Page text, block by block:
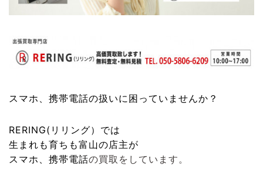
スマホ、携帯電話の扱いに困っていませんか？
RERING(リリング） では
生まれも育ちも富山の店主が
スマホ、携帯電話の買取をしています。